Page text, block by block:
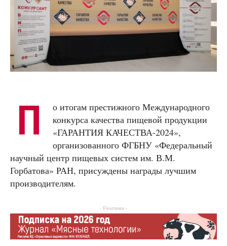
П
о итогам престижного Международного
конкурса качества пищевой продукции
«ГАРАНТИЯ КАЧЕСТВА-2024»,
организованного ФГБНУ «Федеральный
научный центр пищевых систем им. В.М.
Горбатова» РАН, присуждены награды лучшим
производителям.
- Реклама -